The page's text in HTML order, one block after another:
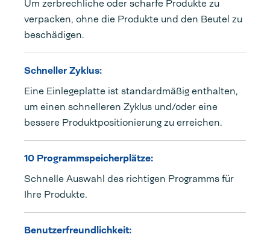
Um zerbrechliche oder scharfe Produkte zu
verpacken, ohne die Produkte und den Beutel zu
beschädigen.
Schneller Zyklus:
Eine Einlegeplatte ist standardmäßig enthalten,
um einen schnelleren Zyklus und/oder eine
bessere Produktpositionierung zu erreichen.
10 Programmspeicherplätze:
Schnelle Auswahl des richtigen Programms für
Ihre Produkte.
Benutzerfreundlichkeit: